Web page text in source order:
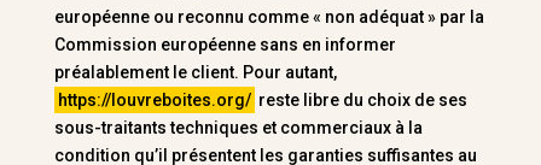
européenne ou reconnu comme « non adéquat » par la
Commission européenne sans en informer
préalablement le client. Pour autant,
https://louvreboites.org/ reste libre du choix de ses
sous-traitants techniques et commerciaux à la
condition qu’il présentent les garanties suffisantes au